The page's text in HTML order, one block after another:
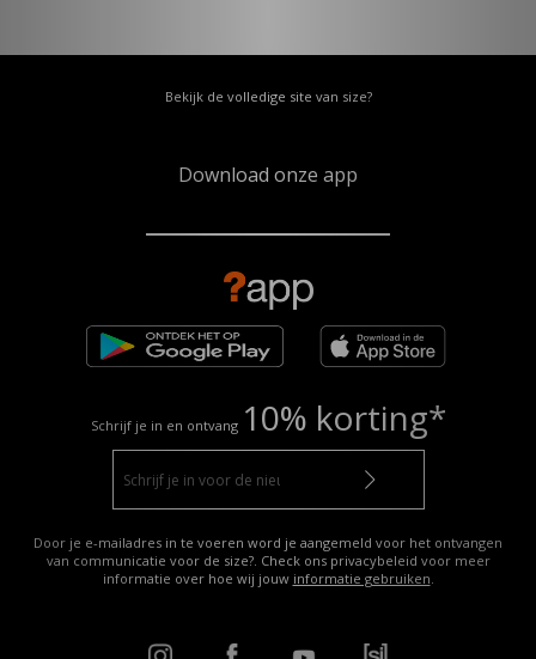
Bekijk de volledige site van size?
Download onze app
Schrijf je in en ontvang 10% korting*
Door je e-mailadres in te voeren word je aangemeld voor het ontvangen
van communicatie voor de size?. Check ons privacybeleid voor meer
informatie over hoe wij jouw informatie gebruiken.